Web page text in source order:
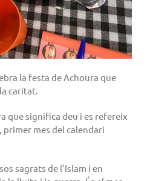
la festa de Achoura que
caritat.
que significa deu i es refereix
primer mes del calendari
sagrats de l’Islam i en